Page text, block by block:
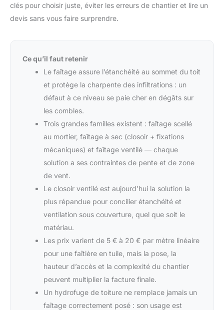
clés pour choisir juste, éviter les erreurs de chantier et lire un
devis sans vous faire surprendre.
Ce qu’il faut retenir
Le faîtage assure l’étanchéité au sommet du toit
et protège la charpente des infiltrations : un
défaut à ce niveau se paie cher en dégâts sur
les combles.
Trois grandes familles existent : faîtage scellé
au mortier, faîtage à sec (closoir + fixations
mécaniques) et faîtage ventilé — chaque
solution a ses contraintes de pente et de zone
de vent.
Le closoir ventilé est aujourd’hui la solution la
plus répandue pour concilier étanchéité et
ventilation sous couverture, quel que soit le
matériau.
Les prix varient de 5 € à 20 € par mètre linéaire
pour une faîtière en tuile, mais la pose, la
hauteur d’accès et la complexité du chantier
peuvent multiplier la facture finale.
Un hydrofuge de toiture ne remplace jamais un
faîtage correctement posé : son usage est